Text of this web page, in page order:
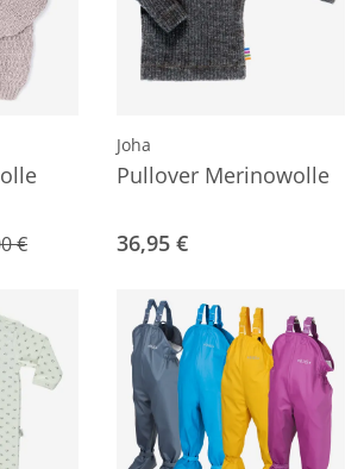
€
Joha
Pullover Merinowolle
36,95 €